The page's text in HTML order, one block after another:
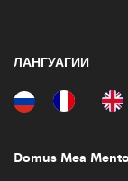
ЛАНГУАГИИ
Domus Mea